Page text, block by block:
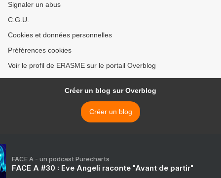
Signaler un abus
C.G.U.
Cookies et données personnelles
Préférences cookies
Voir le profil de ERASME sur le portail Overblog
Créer un blog sur Overblog
Créer un blog
FACE A - un podcast Purecharts
FACE A #30 : Eve Angeli raconte "Avant de partir"